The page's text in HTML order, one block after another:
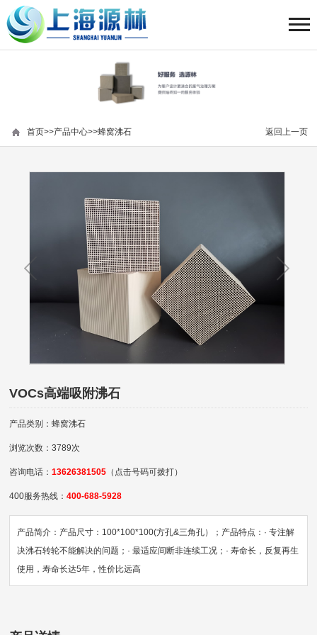
返回上一页
首页>>产品中心>>蜂窝沸石
VOCs高端吸附沸石
产品类别：蜂窝沸石
浏览次数：3789次
咨询电话：13626381505 （点击号码可拨打）
400服务热线：400-688-5928
产品简介：产品尺寸：100*100*100(方孔&三角孔）；产品特点：· 专注解
决沸石转轮不能解决的问题；· 最适应间断非连续工况；· 寿命长，反复再生
使用，寿命长达5年，性价比远高